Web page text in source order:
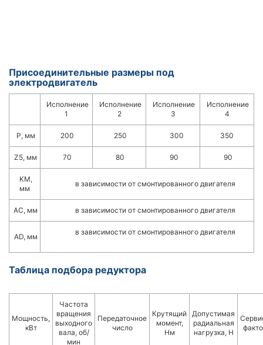
Присоединительные размеры под
электродвигатель
Исполнение
1
Исполнение
2
Исполнение
3
Исполнение
4
Р, мм 200 250 300 350
Z5, мм 70 80 90 90
KM,
мм
в зависимости от смонтированного двигателя
АС, мм в зависимости от смонтированного двигателя
AD, мм
в зависимости от смонтированного двигателя
Таблица подбора редуктора
Мощность,
кВт
Частота
вращения
выходного
вала, об/
мин
Передаточное
число
Крутящий
момент,
Нм
Допустимая
радиальная
нагрузка, Н